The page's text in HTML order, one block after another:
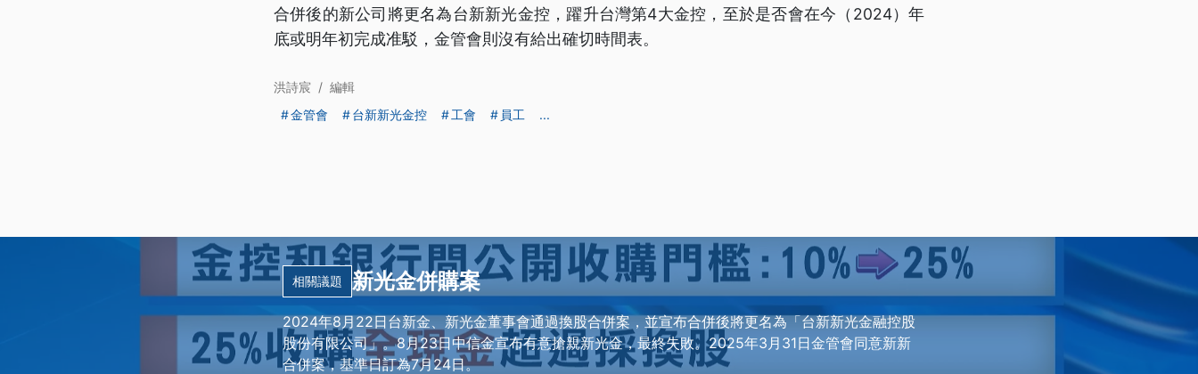
合併後的新公司將更名為台新新光金控，躍升台灣第4大金控，至於是否會在今（2024）年
底或明年初完成准駁，金管會則沒有給出確切時間表。
洪詩宸 / 編輯
金管會
台新新光金控 工會 員工 ...
相關議題 新光金併購案
2024年8月22日台新金、新光金董事會通過換股合併案，並宣布合併後將更名為「台新新光金融控股
股份有限公司」。8月23日中信金宣布有意搶親新光金，最終失敗。2025年3月31日金管會同意新新
合併案，基準日訂為7月24日。